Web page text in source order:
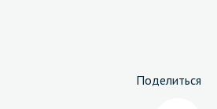
Поделиться